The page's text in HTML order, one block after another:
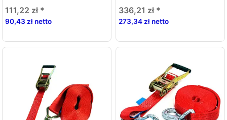
111,22 zł *
90,43 zł netto
336,21 zł *
273,34 zł netto